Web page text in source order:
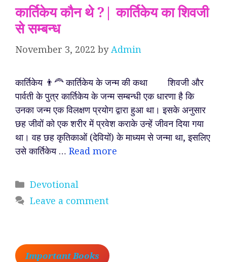
कार्तिकेय कौन थे ?| कार्तिकेय का शिवजी
से सम्बन्ध
November 3, 2022 byAdmin
कार्तिकेय 👨‍🦰 कार्तिकेय के जन्म की कथा शिवजी और
पार्वती के पुत्र कार्तिकेय के जन्म सम्बन्धी एक धारणा है कि
उनका जन्म एक विलक्षण प्रयोग द्वारा हुआ था। इसके अनुसार
छह जीवों को एक शरीर में प्रवेश कराके उन्हें जीवन दिया गया
था। वह छह कृतिकाओं (देवियों) के माध्यम से जन्मा था, इसलिए
उसे कार्तिकेय … Read more
Categories
Devotional
Leave a comment
Important Books